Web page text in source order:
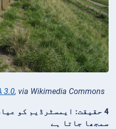
3.0, via Wikimedia Commons
4 حقیقت: ایمسٹرڈیم کو
سمجھا جاتا ہے